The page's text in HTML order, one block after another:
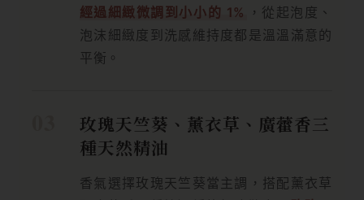
經過細緻微調到小小的 1%
，從起泡度、
泡沫細緻度到洗感維持度都是溫溫滿意的
平衡。
玫瑰天竺葵、薰衣草、廣藿香三
種天然精油
香氣選擇玫瑰天竺葵當主調，搭配薰衣草